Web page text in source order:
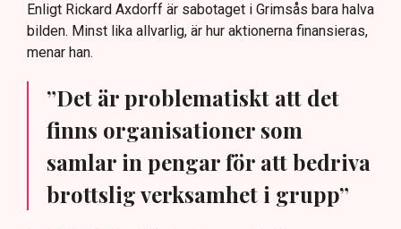
Enligt Rickard Axdorff är sabotaget i Grimsås bara halva
bilden. Minst lika allvarlig, är hur aktionerna finansieras,
menar han.
”Det är problematiskt att det
finns organisationer som
samlar in pengar för att bedriva
brottslig verksamhet i grupp”